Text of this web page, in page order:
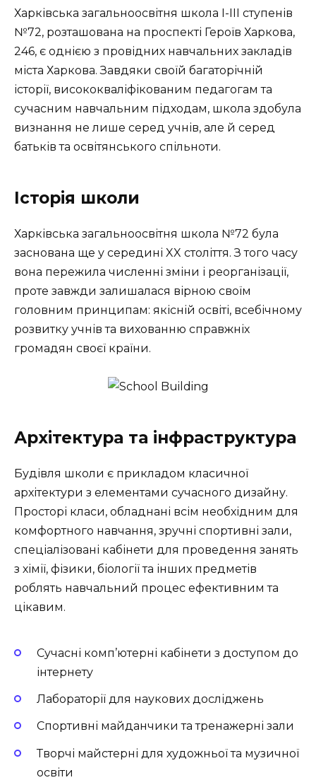
Харківська загальноосвітня школа I-III ступенів
№72, розташована на проспекті Героїв Харкова,
246, є однією з провідних навчальних закладів
міста Харкова. Завдяки своїй багаторічній
історії, висококваліфікованим педагогам та
сучасним навчальним підходам, школа здобула
визнання не лише серед учнів, але й серед
батьків та освітянського спільноти.
Історія школи
Харківська загальноосвітня школа №72 була
заснована ще у середині XX століття. З того часу
вона пережила численні зміни і реорганізації,
проте завжди залишалася вірною своїм
головним принципам: якісній освіті, всебічному
розвитку учнів та вихованню справжніх
громадян своєї країни.
Архітектура та інфраструктура
Будівля школи є прикладом класичної
архітектури з елементами сучасного дизайну.
Просторі класи, обладнані всім необхідним для
комфортного навчання, зручні спортивні зали,
спеціалізовані кабінети для проведення занять
з хімії, фізики, біології та інших предметів
роблять навчальний процес ефективним та
цікавим.
Сучасні комп’ютерні кабінети з доступом до
інтернету
Лабораторії для наукових досліджень
Спортивні майданчики та тренажерні зали
Творчі майстерні для художньої та музичної
освіти